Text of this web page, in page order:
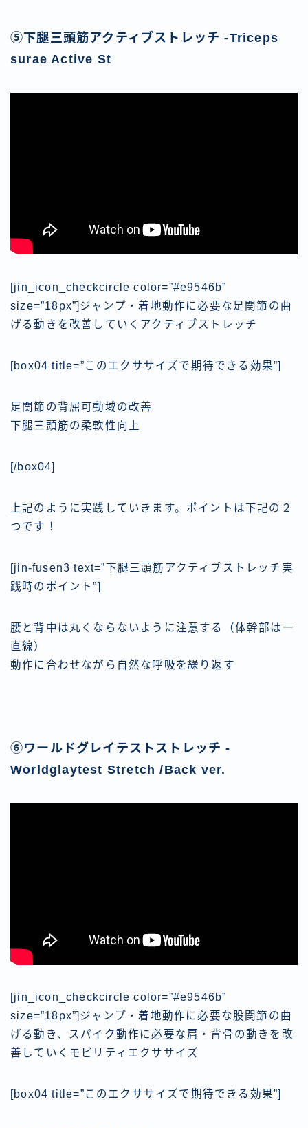
⑤下腿三頭筋アクティブストレッチ -Triceps
surae Active St
[jin_icon_checkcircle color=”#e9546b”
size=”18px”] ジャンプ・着地動作に必要な足関節の曲
げる動き を改善していくアクティブストレッチ
[box04 title=”このエクササイズで期待できる効果”]
足関節の背屈可動域の改善
下腿三頭筋の柔軟性向上
[/box04]
上記のように実践していきます。ポイントは下記の２
つです！
[jin-fusen3 text=”下腿三頭筋アクティブストレッチ実
践時のポイント”]
腰と背中は丸くならないように注意する（体幹部は一
直線）
動作に合わせながら自然な呼吸を繰り返す
⑥ワールドグレイテストストレッチ -
Worldglaytest Stretch /Back ver.
[jin_icon_checkcircle color=”#e9546b”
size=”18px”] ジャンプ・着地動作に必要な股関節の曲
げる動き、 スパイク動作に必要な肩・背骨の動き を改
善していくモビリティエクササイズ
[box04 title=”このエクササイズで期待できる効果”]